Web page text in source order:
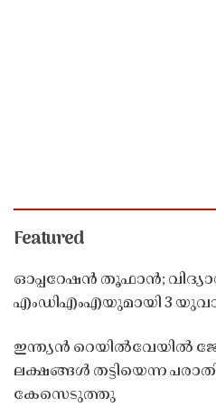
Featured
ഓപ്പറേഷൻ തൂഫാൻ;
എംഡിഎംഎയുമായി 3
ഇന്ത്യൻ റെയിൽവേയിൽ
ലക്ഷങ്ങൾ തട്ടിയെന്ന
കേസെടുത്തു